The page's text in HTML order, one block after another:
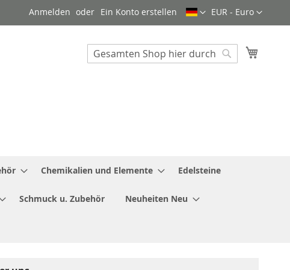
Währung
EUR - Euro
Sprache
Anmelden Ein Konto erstellen
Search
Chemikalien und Elemente Edelsteine
Schmuck u. Zubehör Neuheiten Neu